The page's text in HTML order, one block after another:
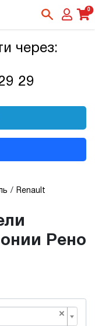
0
через:
29
Renault
Рено
×